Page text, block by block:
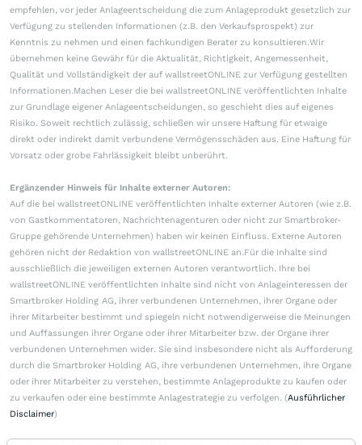
empfehlen, vor jeder Anlageentscheidung die zum Anlageprodukt gesetzlich zur
Verfügung zu stellenden Informationen (z.B. den Verkaufsprospekt) zur
Kenntnis zu nehmen und einen fachkundigen Berater zu konsultieren.Wir
übernehmen keine Gewähr für die Aktualität, Richtigkeit, Angemessenheit,
Qualität und Vollständigkeit der auf wallstreetONLINE zur Verfügung gestellten
Informationen.Machen Leser die bei wallstreetONLINE veröffentlichten Inhalte
zur Grundlage eigener Anlageentscheidungen, so geschieht dies auf eigenes
Risiko. Soweit rechtlich zulässig, schließen wir unsere Haftung für etwaige
direkt oder indirekt damit verbundene Vermögensschäden aus. Eine Haftung für
Vorsatz oder grobe Fahrlässigkeit bleibt unberührt.
Ergänzender Hinweis für Inhalte externer Autoren:
Auf die bei wallstreetONLINE veröffentlichten Inhalte externer Autoren (wie z.B.
von Gastkommentatoren, Nachrichtenagenturen oder nicht zur Smartbroker-
Gruppe gehörende Unternehmen) haben wir keinen Einfluss. Externe Autoren
gehören nicht der Redaktion von wallstreetONLINE an.Für die Inhalte sind
ausschließlich die jeweiligen externen Autoren verantwortlich. Ihre bei
wallstreetONLINE veröffentlichten Inhalte sind nicht von Anlageinteressen der
Smartbroker Holding AG, ihrer verbundenen Unternehmen, ihrer Organe oder
ihrer Mitarbeiter bestimmt und spiegeln nicht notwendigerweise die Meinungen
und Auffassungen ihrer Organe oder ihrer Mitarbeiter bzw. der Organe ihrer
verbundenen Unternehmen wider. Sie sind insbesondere nicht als Aufforderung
durch die Smartbroker Holding AG, ihre verbundenen Unternehmen, ihre Organe
oder ihrer Mitarbeiter zu verstehen, bestimmte Anlageprodukte zu kaufen oder
zu verkaufen oder eine bestimmte Anlagestrategie zu verfolgen. (Ausführlicher
Disclaimer)